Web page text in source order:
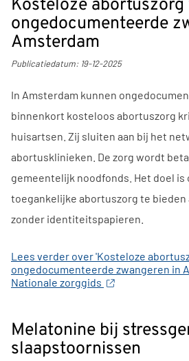
Kosteloze
ongedocumenteerde
Amsterdam
Publicatiedatum: 19-12-2025
In Amsterdam kunnen
binnenkort kosteloos abortuszorg
huisartsen. Zij sluiten aan bij het
abortusklinieken. De zorg wordt
gemeentelijk noodfonds. Het doel is
toegankelijke abortuszorg te bieden
zonder identiteitspapieren.
Lees verder over 'Kosteloze
ongedocumenteerde zwangeren in
Nationale zorggids
Melatonine bij
slaapstoornissen